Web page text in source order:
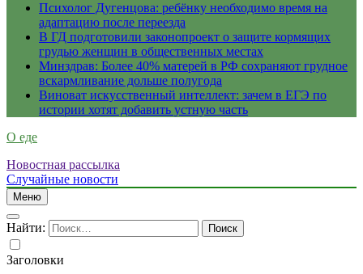
Психолог Дугенцова: ребёнку необходимо время на
адаптацию после переезда
В ГД подготовили законопроект о защите кормящих
грудью женщин в общественных местах
Минздрав: Более 40% матерей в РФ сохраняют грудное
вскармливание дольше полугода
Виноват искусственный интеллект: зачем в ЕГЭ по
истории хотят добавить устную часть
О еде
Новостная рассылка
Случайные новости
Меню
Найти:
Заголовки